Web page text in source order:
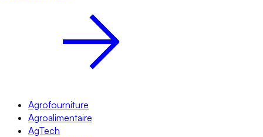
Agrofourniture
Agroalimentaire
AgTech